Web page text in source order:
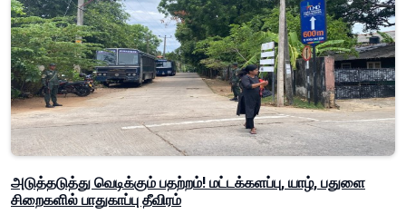
அடுத்தடுத்து வெடிக்கும் பதற்றம்! மட்டக்களப்பு, யாழ், பதுளை
சிறைகளில் பாதுகாப்பு தீவிரம்